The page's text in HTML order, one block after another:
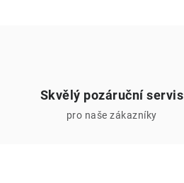
Skvělý pozáruční servis
pro naše zákazníky